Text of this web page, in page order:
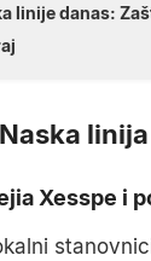
linije danas:
linija
Xesspe i